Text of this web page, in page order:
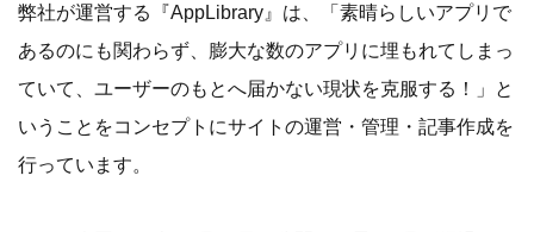
弊社が運営する『AppLibrary』は、「素晴らしいアプリで
あるのにも関わらず、膨大な数のアプリに埋もれてしまっ
ていて、ユーザーのもとへ届かない現状を克服する！」と
いうことをコンセプトにサイトの運営・管理・記事作成を
行っています。